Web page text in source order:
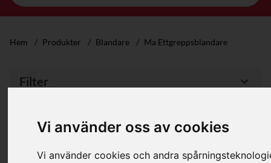
Vi använder oss av cookies
Vi använder cookies och andra
Hem / Produkter / Blandare / Ma Ettgreppsblandare
Filter